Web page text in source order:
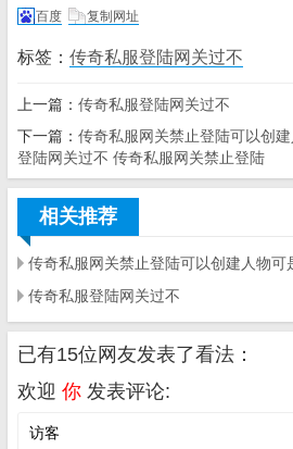
百度
复制网址
标签： 传奇私服登陆网关过不
上一篇： 传奇私服登陆网关过不
下一篇： 传奇私服网关禁止登陆可以创
登陆网关过不 传奇私服网关禁止登陆
相关推荐
传奇私服登陆网关过不
已有15位网友发表了看法：
欢迎 你 发表评论: